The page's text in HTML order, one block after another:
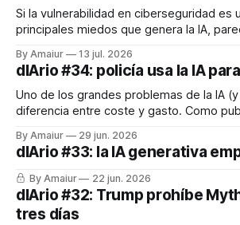
Si la vulnerabilidad en ciberseguridad es
principales miedos que genera la IA,
generativas le pisa últimamente los
para el ser humano estos últimos años. Por otro lado,
alguna vez he hablado de la
By Amaiur 13 jul. 2026
dIArio #34: policía usa la IA
Uno de los grandes problemas de la IA
diferencia entre coste y gasto. Como
tecnológicas 10 veces más de lo que
cuello de botella del desarrollo
By Amaiur 29 jun. 2026
dIArio #33: la IA generativa
By Amaiur 22 jun. 2026
dIArio #32: Trump prohíbe
tres días